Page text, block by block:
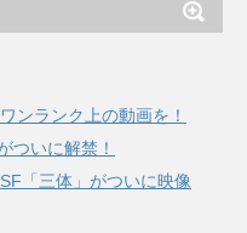
ンランク上の動画を！
ついに解禁！
「三体」がついに映像